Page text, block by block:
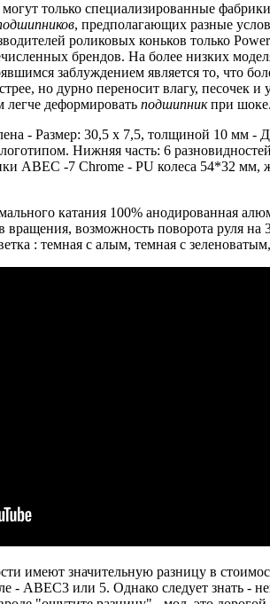
могут только специализированные
, предполагающих разные
роликовых коньков только
брендов. На более низких
заблуждением является то, что
но дурно переносит влагу, песочек и
легче деформировать подшипникпри шоке.
катания 100% анодированная
вращения, возможность поворота руля
: темная с алым, темная с
имеют значительную разницу в
- ABEC3 или 5. Однако следует знать -